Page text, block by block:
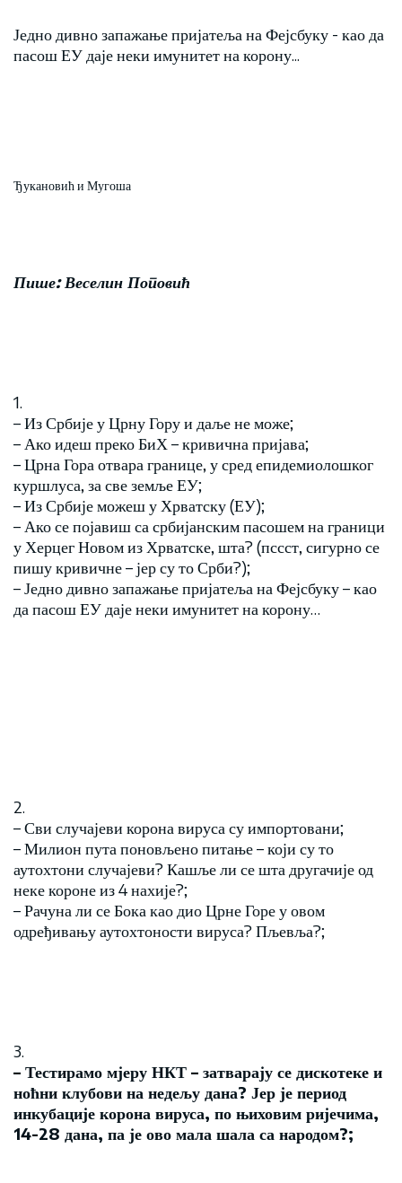
Једно дивно запажање пријатеља на Фејсбуку - као да
пасош ЕУ даје неки имунитет на корону...
Ђукановић и Мугоша
Пише: Веселин Поповић
1.
– Из Србије у Црну Гору и даље не може;
– Ако идеш преко БиХ – кривична пријава;
– Црна Гора отвара границе, у сред епидемиолошког
куршлуса, за све земље ЕУ;
– Из Србије можеш у Хрватску (ЕУ);
– Ако се појавиш са србијанским пасошем на граници
у Херцег Новом из Хрватске, шта? (пссст, сигурно се
пишу кривичне – јер су то Срби?);
– Једно дивно запажање пријатеља на Фејсбуку – као
да пасош ЕУ даје неки имунитет на корону…
2.
– Сви случајеви корона вируса су импортовани;
– Милион пута поновљено питање – који су то
аутохтони случајеви? Кашље ли се шта другачије од
неке короне из 4 нахије?;
– Рачуна ли се Бока као дио Црне Горе у овом
одређивању аутохтоности вируса? Пљевља?;
3.
– Тестирамо мјеру НКТ – затварају се дискотеке и
ноћни клубови на недељу дана? Јер је период
инкубације корона вируса, по њиховим ријечима,
14-28 дана, па је ово мала шала са народом?;